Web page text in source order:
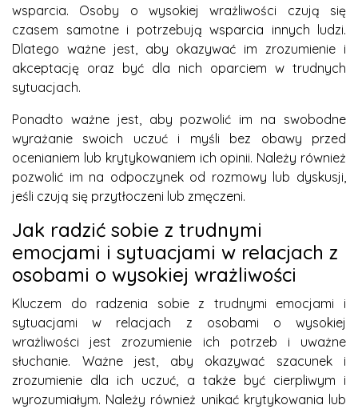
wsparcia. Osoby o wysokiej wrażliwości czują się
czasem samotne i potrzebują wsparcia innych ludzi.
Dlatego ważne jest, aby okazywać im zrozumienie i
akceptację oraz być dla nich oparciem w trudnych
sytuacjach.
Ponadto ważne jest, aby pozwolić im na swobodne
wyrażanie swoich uczuć i myśli bez obawy przed
ocenianiem lub krytykowaniem ich opinii. Należy również
pozwolić im na odpoczynek od rozmowy lub dyskusji,
jeśli czują się przytłoczeni lub zmęczeni.
Jak radzić sobie z trudnymi
emocjami i sytuacjami w relacjach z
osobami o wysokiej wrażliwości
Kluczem do radzenia sobie z trudnymi emocjami i
sytuacjami w relacjach z osobami o wysokiej
wrażliwości jest zrozumienie ich potrzeb i uważne
słuchanie. Ważne jest, aby okazywać szacunek i
zrozumienie dla ich uczuć, a także być cierpliwym i
wyrozumiałym. Należy również unikać krytykowania lub